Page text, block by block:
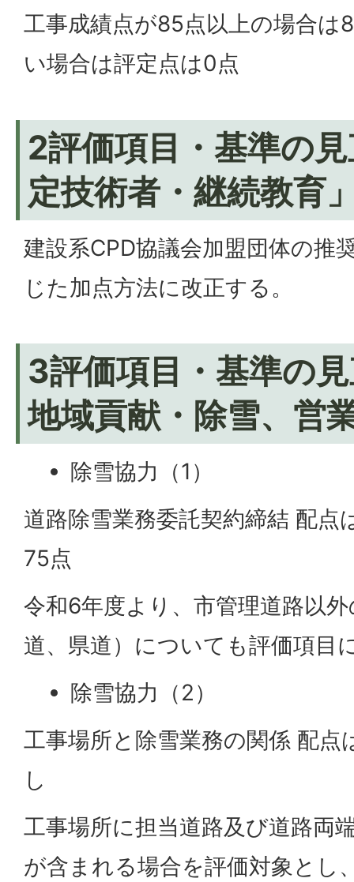
工事成績点が85点以上の場合は
い場合は評定点は0点
2評価項目・基準の
定技術者・継続教育
建設系CPD協議会加盟団体の推
じた加点方法に改正する。
3評価項目・基準の
地域貢献・除雪、営
除雪協力（1）
道路除雪業務委託契約締結 配点
75点
令和6年度より、市管理道路以
道、県道）についても評価項目
除雪協力（2）
工事場所と除雪業務の関係 配点
し
工事場所に担当道路及び道路両
が含まれる場合を評価対象とし